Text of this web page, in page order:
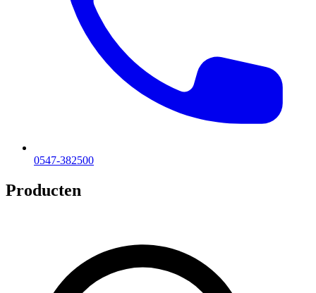
0547-382500
Producten